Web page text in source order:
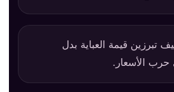
تبرزين قيمة العباية بدل
حرب الأسعار.